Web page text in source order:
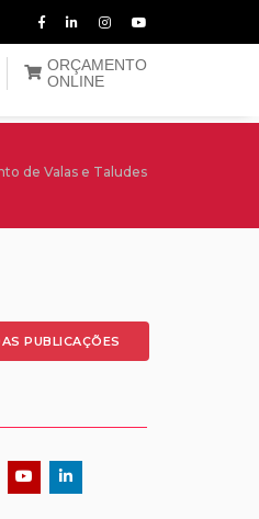
ORÇAMENTO
ONLINE
de Valas e Taludes
PUBLICAÇÕES